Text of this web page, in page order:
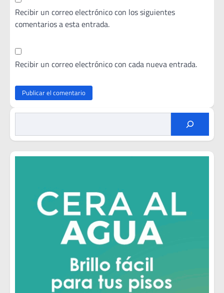
Recibir un correo electrónico con los siguientes
comentarios a esta entrada.
Recibir un correo electrónico con cada nueva entrada.